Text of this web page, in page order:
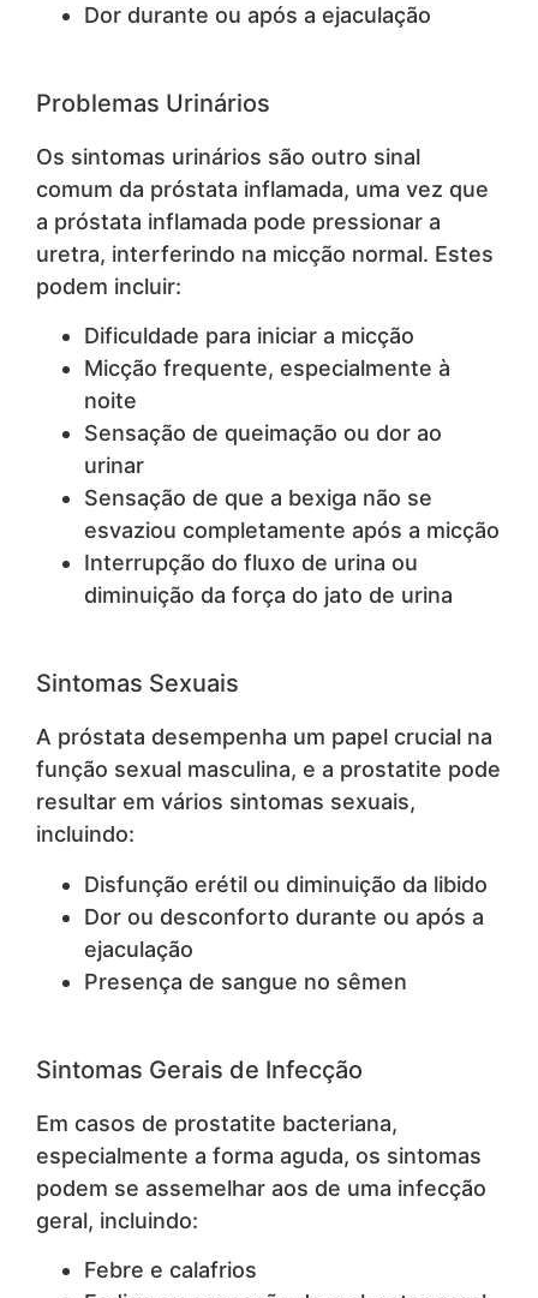
Dor durante ou após a ejaculação
Problemas Urinários
Os sintomas urinários são outro sinal
comum da próstata inflamada, uma vez que
a próstata inflamada pode pressionar a
uretra, interferindo na micção normal. Estes
podem incluir:
Dificuldade para iniciar a micção
Micção frequente, especialmente à
noite
Sensação de queimação ou dor ao
urinar
Sensação de que a bexiga não se
esvaziou completamente após a micção
Interrupção do fluxo de urina ou
diminuição da força do jato de urina
Sintomas Sexuais
A próstata desempenha um papel crucial na
função sexual masculina, e a prostatite pode
resultar em vários sintomas sexuais,
incluindo:
Disfunção erétil ou diminuição da libido
Dor ou desconforto durante ou após a
ejaculação
Presença de sangue no sêmen
Sintomas Gerais de Infecção
Em casos de prostatite bacteriana,
especialmente a forma aguda, os sintomas
podem se assemelhar aos de uma infecção
geral, incluindo:
Febre e calafrios